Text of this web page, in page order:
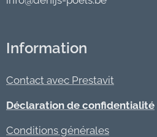
Information
Contact avec Prestavit
Déclaration de confidentialité
Conditions générales